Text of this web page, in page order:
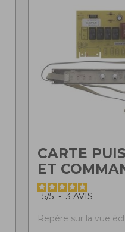
CARTE
ET
5/5 - 3 AVIS
Repère sur la vue